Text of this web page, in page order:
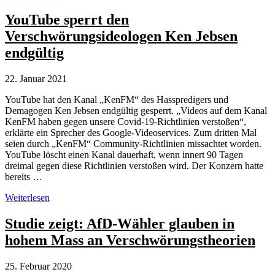
Soros
zum
Feindbild
gemacht
wurde
YouTube sperrt den
Verschwörungsideologen Ken Jebsen
endgültig
22. Januar 2021
YouTube hat den Kanal „KenFM“ des Hasspredigers und
Demagogen Ken Jebsen endgültig gesperrt. „Videos auf dem Kanal
KenFM haben gegen unsere Covid-19-Richtlinien verstoßen“,
erklärte ein Sprecher des Google-Videoservices. Zum dritten Mal
seien durch „KenFM“ Community-Richtlinien missachtet worden.
YouTube löscht einen Kanal dauerhaft, wenn innert 90 Tagen
dreimal gegen diese Richtlinien verstoßen wird. Der Konzern hatte
bereits …
YouTube
den
Verschwörungsideologen
Ken
endgültig
Weiterlesen
Studie zeigt: AfD-Wähler glauben in
hohem Mass an Verschwörungstheorien
25. Februar 2020